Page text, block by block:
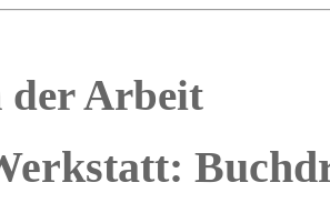
der Arbeit